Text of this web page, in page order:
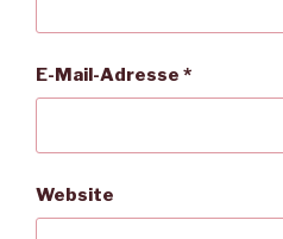
E-Mail-Adresse *
Website